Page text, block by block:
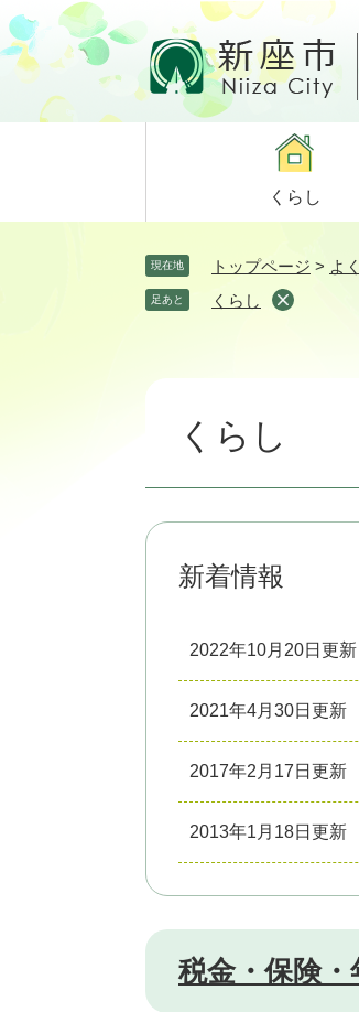
ペ
ー
ジ
メ
ニ
ュ
て
くらし
現在地 トップページ > よ
足あと くらし
くらし
新着情報
2022年10月20日更新
2021年4月30日更新
2017年2月17日更新
2013年1月18日更新
税金・保険・